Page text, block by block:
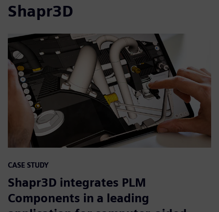
Shapr3D
CASE STUDY
Shapr3D integrates PLM
Components in a leading